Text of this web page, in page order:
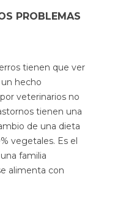
PROBLEMAS
tienen que ver
hecho
veterinarios no
tienen una
de una dieta
vegetales. Es el
familia
alimenta con